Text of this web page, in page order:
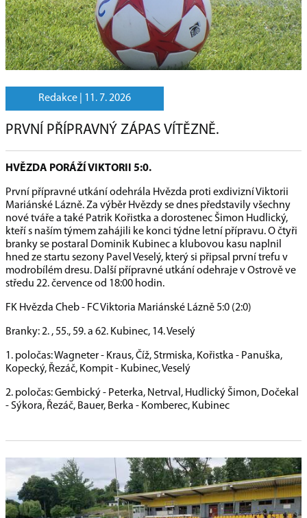
Redakce | 11. 7. 2026
PRVNÍ PŘÍPRAVNÝ ZÁPAS VÍTĚZNĚ.
HVĚZDA PORÁŽÍ VIKTORII 5:0.
První přípravné utkání odehrála Hvězda proti exdivizní Viktorii
Mariánské Lázně. Za výběr Hvězdy se dnes představily všechny
nové tváře a také Patrik Kořistka a dorostenec Šimon Hudlický,
kteří s naším týmem zahájili ke konci týdne letní přípravu. O čtyři
branky se postaral Dominik Kubinec a klubovou kasu naplnil
hned ze startu sezony Pavel Veselý, který si připsal první trefu v
modrobílém dresu. Další přípravné utkání odehraje v Ostrově ve
středu 22. července od 18:00 hodin.
FK Hvězda Cheb - FC Viktoria Mariánské Lázně 5:0 (2:0)
Branky: 2. , 55., 59. a 62. Kubinec, 14. Veselý
1. poločas: Wagneter - Kraus, Číž, Strmiska, Kořistka - Panuška,
Kopecký, Řezáč, Kompit - Kubinec, Veselý
2. poločas: Gembický - Peterka, Netrval, Hudlický Šimon, Dočekal
- Sýkora, Řezáč, Bauer, Berka - Komberec, Kubinec